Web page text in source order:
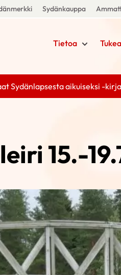
Sydänkauppa
Tietoa Tukea
Sydänlapsesta aikuiseksi -
15.-